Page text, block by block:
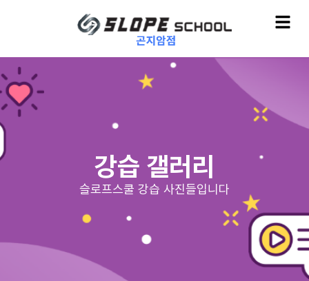
강습 갤러리
슬로프스쿨 강습 사진들입니다